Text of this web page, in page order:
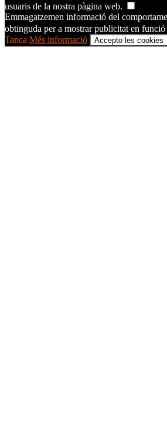
usuaris de la nostra pàgina web.
Emmagatzemen informació del
obtinguda per a mostrar publicitat en funció
Tanca Més informació Accepto les cookies